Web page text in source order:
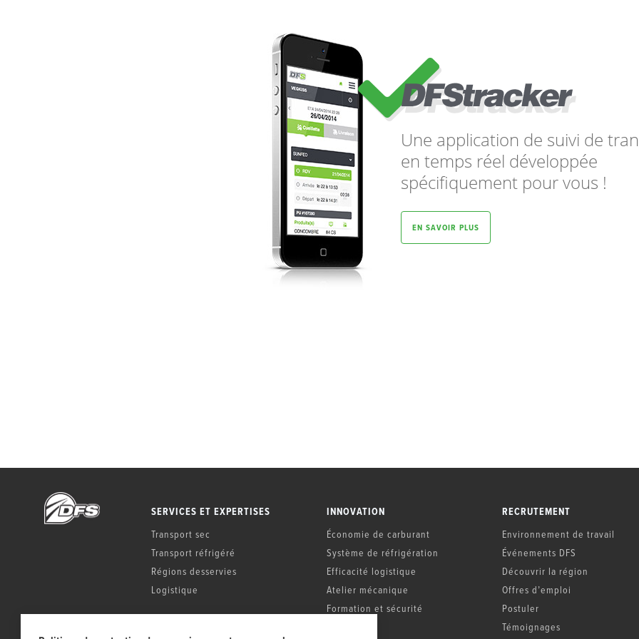
Une application de suivi de
en temps réel développée
spécifiquement pour vous !
EN SAVOIR PLUS
SERVICES ET EXPERTISES
Transport sec
Transport réfrigéré
Régions desservies
Logistique
INNOVATION
Économie de carburant
Système de réfrigération
Efficacité logistique
Atelier mécanique
Formation et sécurité
RECRUTEMENT
Environnement de travail
Événements DFS
Découvrir la région
Offres d’emploi
Postuler
Témoignages